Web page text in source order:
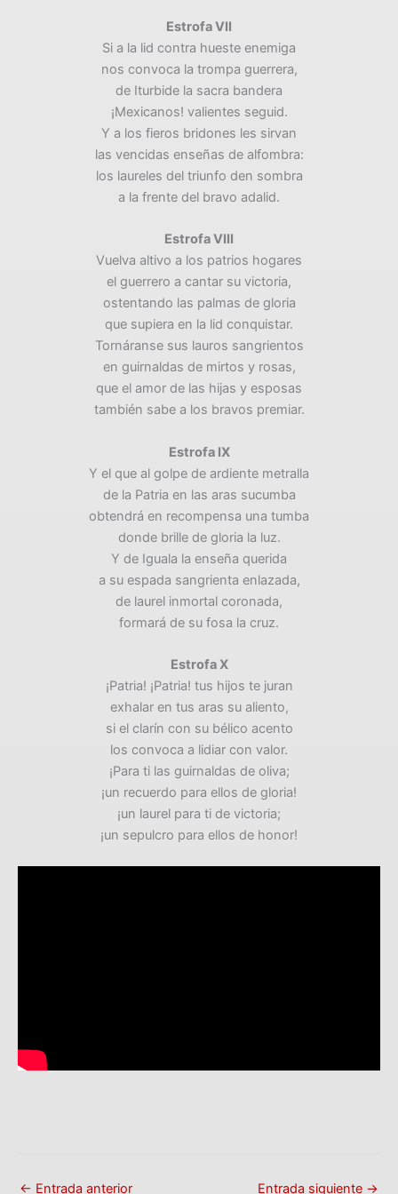
Estrofa VII
Si a la lid contra hueste enemiga
nos convoca la trompa guerrera,
de Iturbide la sacra bandera
¡Mexicanos! valientes seguid.
Y a los fieros bridones les sirvan
las vencidas enseñas de alfombra:
los laureles del triunfo den sombra
a la frente del bravo adalid.
Estrofa VIII
Vuelva altivo a los patrios hogares
el guerrero a cantar su victoria,
ostentando las palmas de gloria
que supiera en la lid conquistar.
Tornáranse sus lauros sangrientos
en guirnaldas de mirtos y rosas,
que el amor de las hijas y esposas
también sabe a los bravos premiar.
Estrofa IX
Y el que al golpe de ardiente metralla
de la Patria en las aras sucumba
obtendrá en recompensa una tumba
donde brille de gloria la luz.
Y de Iguala la enseña querida
a su espada sangrienta enlazada,
de laurel inmortal coronada,
formará de su fosa la cruz.
Estrofa X
¡Patria! ¡Patria! tus hijos te juran
exhalar en tus aras su aliento,
si el clarín con su bélico acento
los convoca a lidiar con valor.
¡Para ti las guirnaldas de oliva;
¡un recuerdo para ellos de gloria!
¡un laurel para ti de victoria;
¡un sepulcro para ellos de honor!
← Entrada anterior Entrada siguiente →